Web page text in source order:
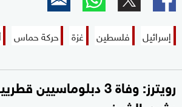
إسرائيل فلسطين غزة حركة حماس
رويترز: وفاة 3